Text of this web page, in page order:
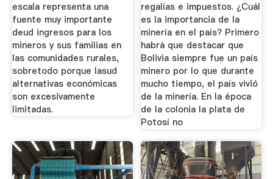
escala representa una
fuente muy importante
deud ingresos para los
mineros y sus familias en
las comunidades rurales,
sobretodo porque lasud
alternativas económicas
son excesivamente
limitadas.
regalías e impuestos. ¿Cuál
es la importancia de la
minería en el país? Primero
habrá que destacar que
Bolivia siempre fue un país
minero por lo que durante
mucho tiempo, el país vivió
de la minería. En la época
de la colonia la plata de
Potosí no